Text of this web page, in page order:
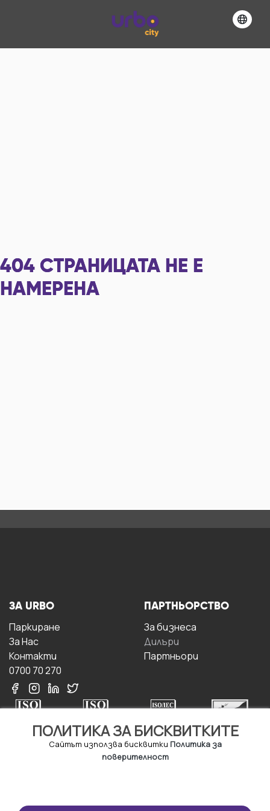
404 СТРАНИЦАТА НЕ Е
НАМЕРЕНА
ПОЛИТИКА ЗА БИСКВИТКИТЕ
Сайтът използва бисквитки Политика за
поверителност
ЗА URBO
Паркиране
За Hас
Контакти
0700 70 270
ПАРТНЬОРСТВО
За бизнесa
Дилъри
Партньори
Правила и условия за